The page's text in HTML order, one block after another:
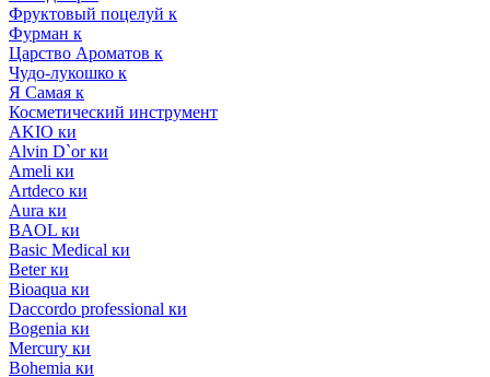
Фруктовый поцелуй к
Фурман к
Царство Ароматов к
Чудо-лукошко к
Я Самая к
Косметический инструмент
AKIO ки
Alvin D`or ки
Ameli ки
Artdeco ки
Aura ки
BAOL ки
Basic Medical ки
Beter ки
Bioaqua ки
Daccordo professional ки
Bogenia ки
Mercury ки
Bohemia ки